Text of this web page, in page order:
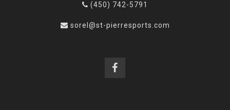
(450) 742-5791
sorel@st-pierresports.com